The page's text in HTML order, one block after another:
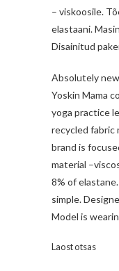
– viskoosile.
elastaani.
Disainitud
Absolutely
Yoskin Mama
yoga practice
recycled fabric
brand is
material
8% of
simple.
Model is
Laost otsas